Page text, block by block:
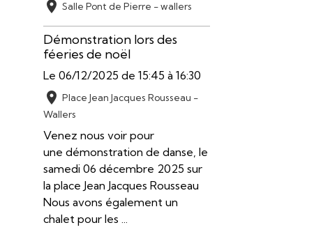
Salle Pont de Pierre - wallers
Démonstration lors des
féeries de noël
Le 06/12/2025 de 15:45 à 16:30
Place Jean Jacques Rousseau -
Wallers
Venez nous voir pour
une démonstration de danse, le
samedi 06 décembre 2025 sur
la place Jean Jacques Rousseau
Nous avons également un
chalet pour les ...